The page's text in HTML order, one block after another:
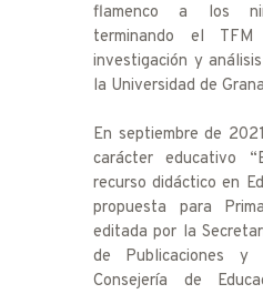
flamenco a los
terminando el
investigación y
la Universidad de
En septiembre de
carácter educativo
recurso didáctico en
propuesta para
editada por la
de Publicaciones y
Consejería de